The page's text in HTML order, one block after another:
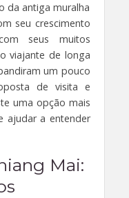
da antiga muralha
seu crescimento
seus muitos
viajante de longa
um pouco
de visita e
uma opção mais
ajudar a entender
Mai: